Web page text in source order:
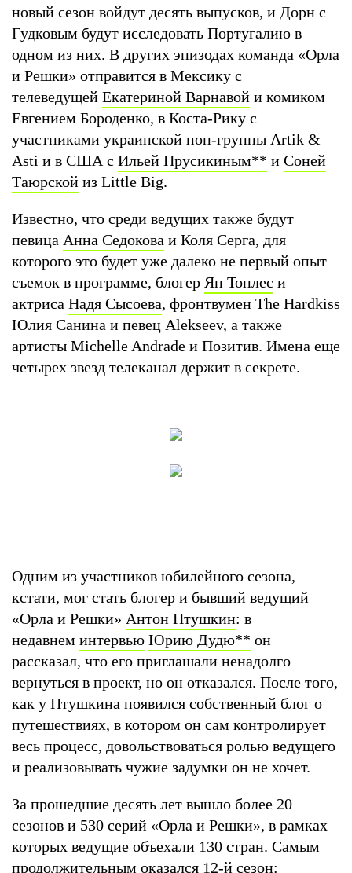
новый сезон войдут десять выпусков, и Дорн с
Гудковым будут исследовать Португалию в
одном из них. В других эпизодах команда «Орла
и Решки» отправится в Мексику с
телеведущей Екатериной Варнавой и комиком
Евгением Бороденко, в Коста-Рику с
участниками украинской поп-группы Artik &
Asti и в США с Ильей Прусикиным** и Соней
Таюрской из Little Big.
Известно, что среди ведущих также будут
певица Анна Седокова и Коля Серга, для
которого это будет уже далеко не первый опыт
съемок в программе, блогер Ян Топлес и
актриса Надя Сысоева, фронтвумен The Hardkiss
Юлия Санина и певец Alekseev, а также
артисты Michelle Andrade и Позитив. Имена еще
четырех звезд телеканал держит в секрете.
Одним из участников юбилейного сезона,
кстати, мог стать блогер и бывший ведущий
«Орла и Решки» Антон Птушкин: в
недавнем интервью Юрию Дудю** он
рассказал, что его приглашали ненадолго
вернуться в проект, но он отказался. После того,
как у Птушкина появился собственный блог о
путешествиях, в котором он сам контролирует
весь процесс, довольствоваться ролью ведущего
и реализовывать чужие задумки он не хочет.
За прошедшие десять лет вышло более 20
сезонов и 530 серий «Орла и Решки», в рамках
которых ведущие объехали 130 стран. Самым
продолжительным оказался 12-й сезон: